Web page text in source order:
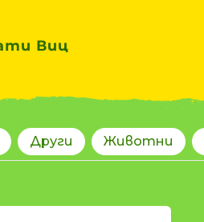
Виц
Други Животни